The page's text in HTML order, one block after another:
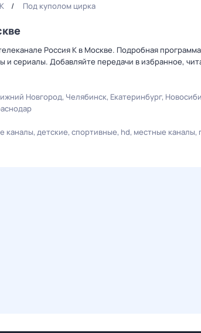
Под куполом цирка
Россия К в Москве. Подробная
сериалы. Добавляйте передачи в избранное,
Новгород Челябинск Екатеринбург
каналы детские спортивные hd местные каналы